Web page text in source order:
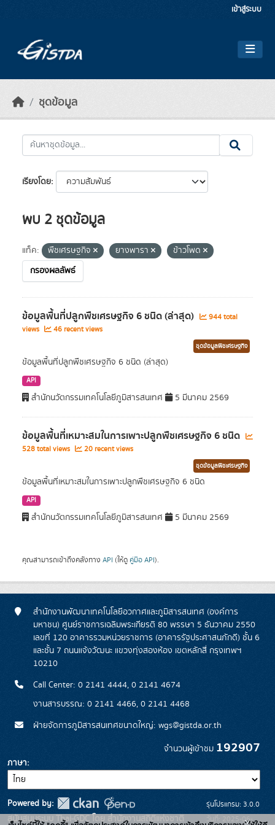
เข้าสู่ระบบ
ชุดข้อมูล
เรียงโดย
พบ 2 ชุดข้อมูล
แท็ค: พืชเศรษฐกิจ ยางพารา
ข้าวโพด
กรองผลลัพธ์
ข้อมูลพื้นที่ปลูกพืชเศรษฐกิจ 6 ชนิด (ล่าสุด)
944 total
views
46 recent views
ชุดข้อมูลพืชเศรษฐกิจ
ข้อมูลพื้นที่ปลูกพืชเศรษฐกิจ 6 ชนิด (ล่าสุด)
API
สำนักนวัตกรรมเทคโนโลยีภูมิสารสนเทศ 5 มีนาคม 2569
ข้อมูลพื้นที่เหมาะสมในการเพาะปลูกพืชเศรษฐกิจ 6 ชนิด
528 total views 20 recent views
ชุดข้อมูลพืชเศรษฐกิจ
ข้อมูลพื้นที่เหมาะสมในการเพาะปลูกพืชเศรษฐกิจ 6 ชนิด
API
สำนักนวัตกรรมเทคโนโลยีภูมิสารสนเทศ 5 มีนาคม 2569
คุณสามารถเข้าถึงคลังทาง API (ให้ดู คู่มือ API).
สำนักงานพัฒนาเทคโนโลยีอวกาศและภูมิสารสนเทศ (องค์การ
มหาชน) ศูนย์ราชการเฉลิมพระเกียรติ 80 พรรษา 5 ธันวาคม 2550
เลขที่ 120 อาคารรวมหน่วยราชการ (อาคารรัฐประศาสนภักดี) ชั้น 6
และชั้น 7 ถนนแจ้งวัฒนะ แขวงทุ่งสองห้อง เขตหลักสี่ กรุงเทพฯ
10210
Call Center: 0 2141 4444, 0 2141 4674
งานสารบรรณ: 0 2141 4466, 0 2141 4468
ฝ่ายจัดการภูมิสารสนเทศขนาดใหญ่: wgs@gistda.or.th
จำนวนผู้เข้าชม 192907
ภาษา
Powered by:
สนับสนุนระบบ Thai-GDC โดย สำนักงานสถิติแห่งชาติ
รุ่นโปรแกรม: 3.0.0
วันที่: 2025-06-